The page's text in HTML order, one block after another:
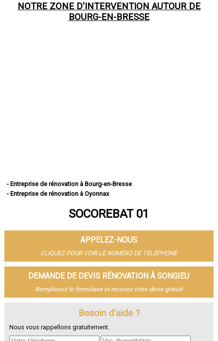
NOTRE ZONE D'INTERVENTION AUTOUR DE
BOURG-EN-BRESSE
- Entreprise de rénovation à Bourg-en-Bresse
- Entreprise de rénovation à Oyonnax
- Entreprise de rénovation à Bellegarde-sur-Valserine
- Entreprise de rénovation à Miribel
- Entreprise de rénovation à Belley
- Entreprise de rénovation à Saint-Genis-Pouilly
- Entreprise de rénovation à Divonne-les-Bains
- Entreprise de rénovation à Ferney-Voltaire
- Entreprise de rénovation à Meximieux
- Entreprise de rénovation à Montluel
- Entreprise de rénovation à Lagnieu
- Entreprise de rénovation à Jassans-Riottier
SOCOREBAT 01
APPELEZ-NOUS
CLIQUEZ POUR VOIR LE NUMÉRO DE TÉLÉPHONE
DEMANDE DE DEVIS RÉNOVATION À SONGIEU
Remplissez le formulaire et recevez votre devis gratuit
Besoin d'aide ?
Nous vous rappellons gratuitement.